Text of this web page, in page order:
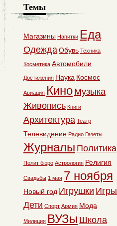
Темы
Магазины Напитки Еда
ОдеждаОбувь Техника
Косметика Автомобили
Достижения Наука Космос
Авиация Кино Музыка
Живопись Книги
Архитектура Театр
Телевидение Радио Газеты
Журналы Политика
Полит бюро Астрология Религия
Свадьбы 1 мая 7 ноября
Новый год Игрушки Игры
Дети Спорт Армия Мода
Милиция ВУЗы Школа